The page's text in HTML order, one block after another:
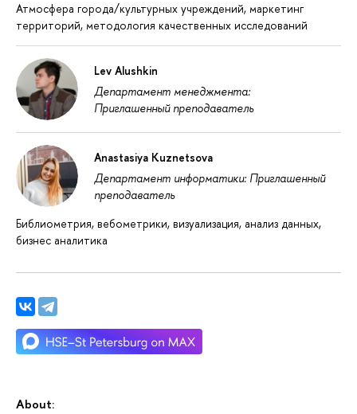
About:
Атмосфера города/культурных учреждений, маркетинг
территорий, методология качественных исследований
Lev Alushkin
Департамент менеджмента:
Приглашенный преподаватель
Anastasiya Kuznetsova
Департамент информатики: Приглашенный
преподаватель
Библиометрия, вебометрики, визуализация, анализ данных,
бизнес аналитика